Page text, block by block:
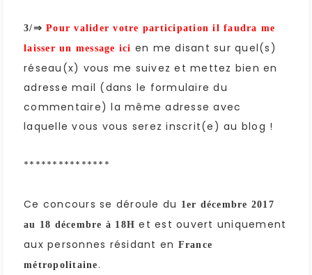
3/⇒ Pour valider votre participation il faudra me
laisser un message ici en me disant sur quel(s)
réseau(x) vous me suivez et mettez bien en
adresse mail (dans le formulaire du
commentaire) la même adresse avec
laquelle vous vous serez inscrit(e) au blog !
***************
Ce concours se déroule du 1er décembre 2017
au 18 décembre à 18H et est ouvert uniquement
aux personnes résidant en France
métropolitaine .